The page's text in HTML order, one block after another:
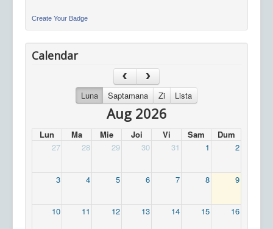
Create Your Badge
Calendar
Luna Saptamana Zi Lista
Aug 2026
Lun Ma Mie Joi Vi Sam
Dum
27
28 29 30 31 1 2
3 4 5 6 7 8 9
10 11 12 13 14 15 16